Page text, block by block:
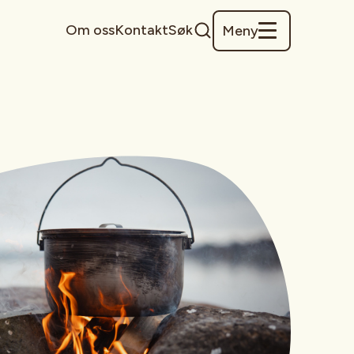
Om ossKontaktSøk Meny